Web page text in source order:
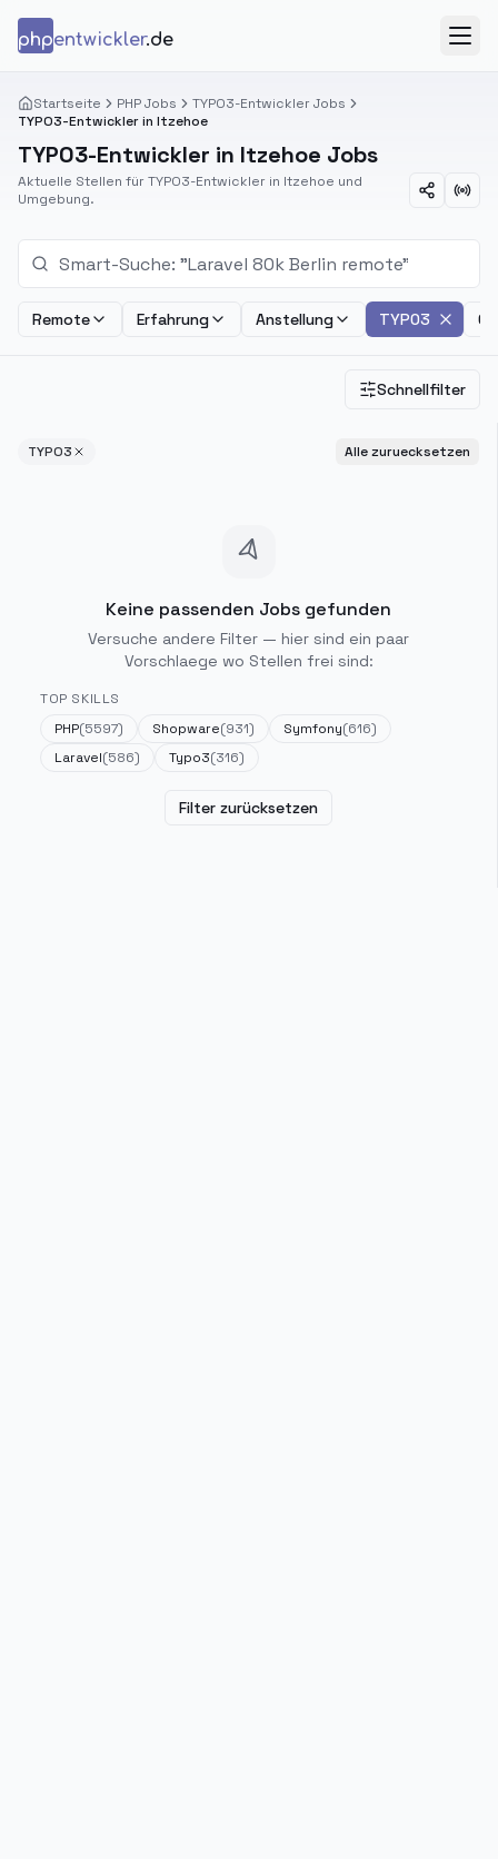
phpentwickler.de
Startseite PHP Jobs
TYPO3-Entwickler Jobs
TYPO3-Entwickler in Itzehoe
TYPO3-Entwickler in Itzehoe Jobs
Aktuelle Stellen für TYPO3-Entwickler in Itzehoe und
Umgebung.
Remote Erfahrung Anstellung TYPO3
Schnellfilter
TYPO3 Alle zuruecksetzen
Keine passenden Jobs gefunden
Versuche andere Filter — hier sind ein paar
Vorschlaege wo Stellen frei sind:
TOP SKILLS
PHP(5597) Shopware(931) Symfony(616)
Laravel(586) Typo3(316)
Filter zurücksetzen